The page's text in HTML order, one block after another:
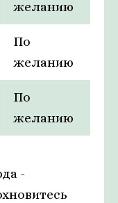
желанию
По
желанию
По
желанию
-